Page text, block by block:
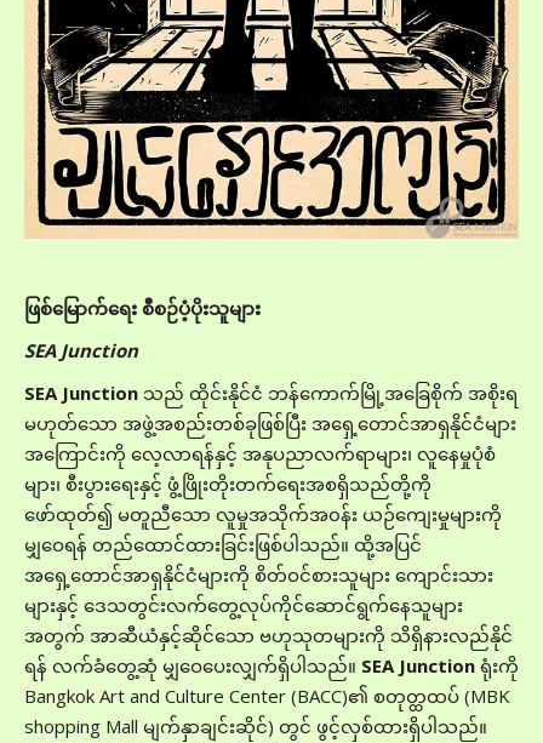
ဖြစ်မြောက်ရေး စီစဉ်ပံ့ပိုးသူများ
SEA Junction
SEA Junction သည် ထိုင်းနိုင်ငံ ဘန်ကောက်မြို့အခြေစိုက် အစိုးရ
မဟုတ်သော အဖွဲ့အစည်းတစ်ခုဖြစ်ပြီး အရှေ့တောင်အာရှနိုင်ငံများ
အကြောင်းကို လေ့လာရန်နှင့် အနုပညာလက်ရာများ၊ လူနေမှုပုံစံ
များ၊ စီးပွားရေးနှင့် ဖွံ့ဖြိုးတိုးတက်ရေးအစရှိသည်တို့ကို
ဖော်ထုတ်‌၍ မတူညီသော လူမှုအသိုက်အ၀န်း ယဉ်ကျေးမှုများကို
မျှ‌ဝေရန် တည်ထောင်ထားခြင်းဖြစ်ပါသည်။ ထို့အပြင်
အရှေ့တောင်အာရှနိုင်ငံများကို စိတ်ဝင်စားသူများ ကျောင်းသား
များနှင့် ဒေသတွင်းလက်တွေ့လုပ်ကိုင်ဆောင်ရွက်နေသူများ
အတွက် အာဆီယံနှင့်ဆိုင်သော ဗဟုသုတများကို သိရှိနားလည်နိုင်
ရန် လက်ခံတွေ့ဆုံ မျှဝေပေးလျှက်ရှိပါသည်။ SEA Junction ရုံးကို
Bangkok Art and Culture Center (BACC)၏ စတုတ္ထထပ် (MBK
shopping Mall မျက်နှာချင်းဆိုင်) တွင် ဖွင့်လှစ်ထားရှိပါသည်။